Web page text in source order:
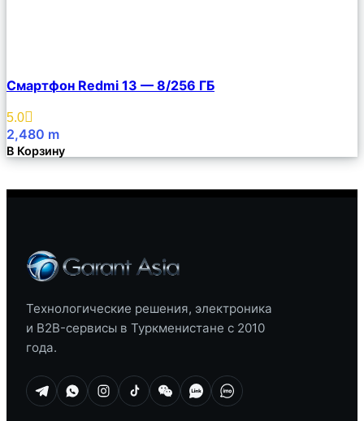
Описание
Избранное
Смартфон Redmi 13 — 8/256 ГБ
5.0
2,480 m
В Корзину
Технологические решения, электроника
и B2B-сервисы в Туркменистане с 2010
года.